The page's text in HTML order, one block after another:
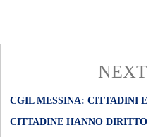
NEXT
CGIL MESSINA: CITTADINI E
CITTADINE HANNO DIRITTO